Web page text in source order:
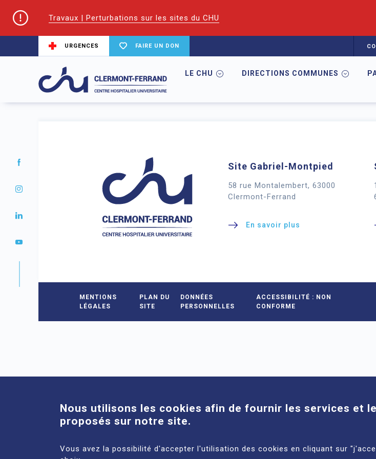
Travaux | Perturbations sur les sites du CHU
URGENCES FAIRE UN DON
LE CHU DIRECTIONS COMMUNES
Accueil taxonomy term Culture
Site Gabriel-Montpied
58 rue Montalembert, 63000
Clermont-Ferrand
En savoir plus
MENTIONS
LÉGALES
PLAN DU
SITE
DONNÉES
PERSONNELLES
ACCESSIBILITÉ : NON
CONFORME
Nous utilisons les cookies afin de fournir les services et
proposés sur notre site.
Vous avez la possibilité d'accepter l'utilisation des cookies en cliquant sur